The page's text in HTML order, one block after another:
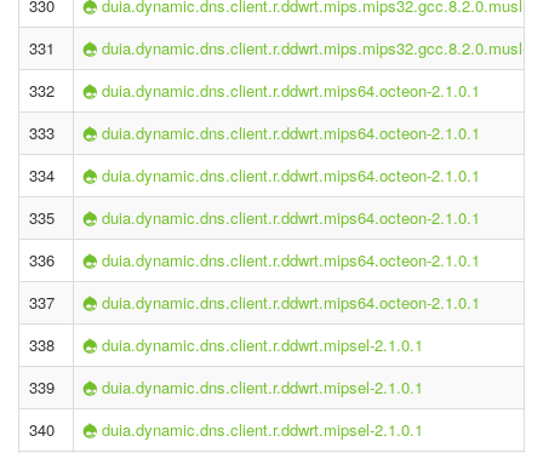
330
duia.dynamic.dns.client.r.ddwrt.mips.mips32.gcc.8.2.0.musl-
331
duia.dynamic.dns.client.r.ddwrt.mips.mips32.gcc.8.2.0.musl-
332
duia.dynamic.dns.client.r.ddwrt.mips64.octeon-2.1.0.1
333
duia.dynamic.dns.client.r.ddwrt.mips64.octeon-2.1.0.1
334
duia.dynamic.dns.client.r.ddwrt.mips64.octeon-2.1.0.1
335
duia.dynamic.dns.client.r.ddwrt.mips64.octeon-2.1.0.1
336
duia.dynamic.dns.client.r.ddwrt.mips64.octeon-2.1.0.1
337
duia.dynamic.dns.client.r.ddwrt.mips64.octeon-2.1.0.1
338
duia.dynamic.dns.client.r.ddwrt.mipsel-2.1.0.1
339
duia.dynamic.dns.client.r.ddwrt.mipsel-2.1.0.1
340
duia.dynamic.dns.client.r.ddwrt.mipsel-2.1.0.1